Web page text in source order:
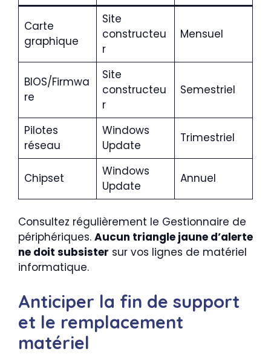
Carte
graphique
Site
constructeu
r
Mensuel
BIOS/Firmwa
re
Site
constructeu
r
Semestriel
Pilotes
réseau
Windows
Update
Trimestriel
Chipset
Windows
Update
Annuel
Consultez régulièrement le Gestionnaire de
périphériques. Aucun triangle jaune d’alerte
ne doit subsister sur vos lignes de matériel
informatique.
Anticiper la fin de support
et le remplacement
matériel